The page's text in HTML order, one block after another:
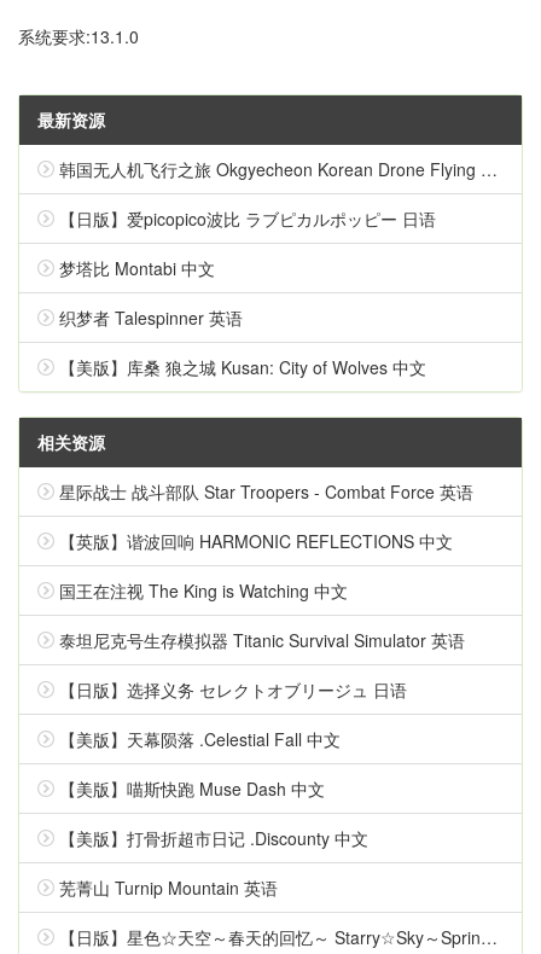
系统要求:13.1.0
最新资源
韩国无人机飞行之旅 Okgyecheon Korean Drone Flying Tour Okgyecheon 中文
【日版】爱picopico波比 ラブピカルポッピー 日语
梦塔比 Montabi 中文
织梦者 Talespinner 英语
【美版】库桑 狼之城 Kusan: City of Wolves 中文
相关资源
星际战士 战斗部队 Star Troopers - Combat Force 英语
【英版】谐波回响 HARMONIC REFLECTIONS 中文
国王在注视 The King is Watching 中文
泰坦尼克号生存模拟器 Titanic Survival Simulator 英语
【日版】选择义务 セレクトオブリージュ 日语
【美版】天幕陨落 .Celestial Fall 中文
【美版】喵斯快跑 Muse Dash 中文
【美版】打骨折超市日记 .Discounty 中文
芜菁山 Turnip Mountain 英语
【日版】星色☆天空～春天的回忆～ Starry☆Sky～Spring Memories～ 日语